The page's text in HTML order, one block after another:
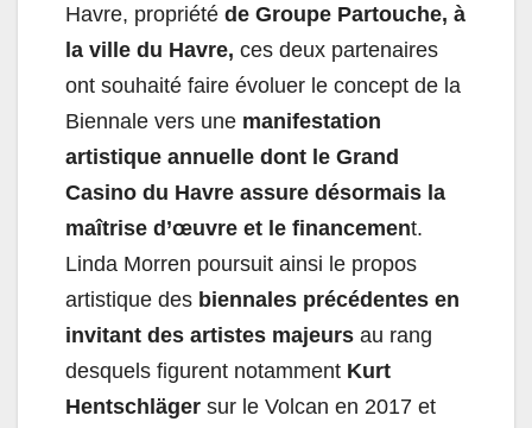
Havre, propriété de Groupe Partouche, à
la ville du Havre, ces deux partenaires
ont souhaité faire évoluer le concept de la
Biennale vers une manifestation
artistique annuelle dont le Grand
Casino du Havre assure désormais la
maîtrise d’œuvre et le financement.
Linda Morren poursuit ainsi le propos
artistique des biennales précédentes en
invitant des artistes majeurs au rang
desquels figurent notamment Kurt
Hentschläger sur le Volcan en 2017 et